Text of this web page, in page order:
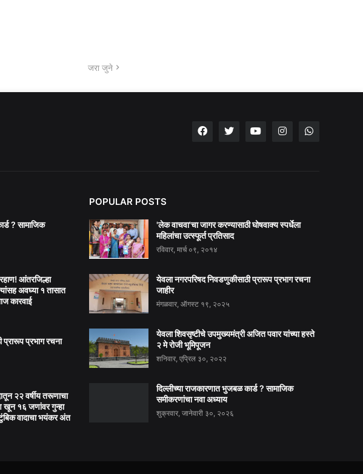
जरा जुने
? सामाजिक
आंतरजिल्हा
अवघ्या १ तासात
कारवाई
प्रारूप प्रभाग रचना
२२ वर्षीय तरूणाचा
खून १६ जणांवर गुन्हा
वादाचा भयंकर अंत
POPULAR POSTS
'लेक वाचवा'चा जागर करण्यासाठी घोषवाक्य स्पर्धेला
महिलांचा उत्स्फूर्त प्रतिसाद
रविवार, मार्च ०९, २०१४
येवला नगरपरिषद निवडणुकीसाठी प्रारूप प्रभाग रचना
जाहीर
मंगळवार, ऑगस्ट १९, २०२५
येवला शिवसृष्टीचे उपमुख्यमंत्री अजित पवार यांच्या हस्ते
२ मे रोजी भूमिपूजन
शनिवार, एप्रिल ३०, २०२२
दिल्लीच्या राजकारणात भुजबळ कार्ड ? सामाजिक
समीकरणांचा नवा अध्याय
शुक्रवार, जानेवारी ३०, २०२६